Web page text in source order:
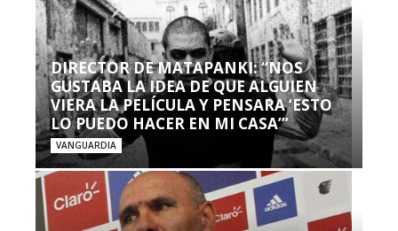
DIRECTOR DE MATAPANKI: “NOS
GUSTABA LA IDEA DE QUE ALGUIEN
VIERA LA PELÍCULA Y PENSARA ‘ESTO
LO PUEDO HACER EN MI CASA’”
VANGUARDIA